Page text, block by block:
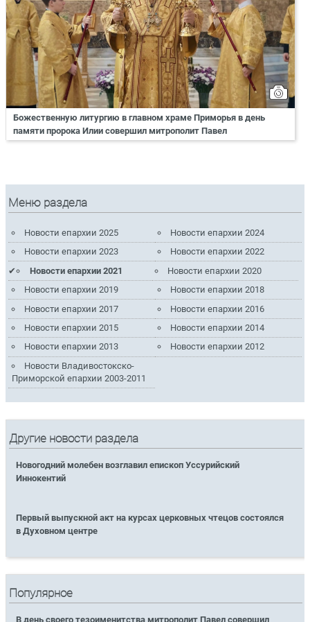
Божественную литургию в главном храме Приморья в день
памяти пророка Илии совершил митрополит Павел
Меню раздела
Новости епархии 2025
Новости епархии 2024
Новости епархии 2023
Новости епархии 2022
Новости епархии 2021
Новости епархии 2020
Новости епархии 2019
Новости епархии 2018
Новости епархии 2017
Новости епархии 2016
Новости епархии 2015
Новости епархии 2014
Новости епархии 2013
Новости епархии 2012
Новости Владивостокско-
Приморской епархии 2003-2011
Другие новости раздела
Новогодний молебен возглавил епископ Уссурийский
Иннокентий
Первый выпускной акт на курсах церковных чтецов состоялся
в Духовном центре
Популярное
В день своего тезоименитства митрополит Павел совершил